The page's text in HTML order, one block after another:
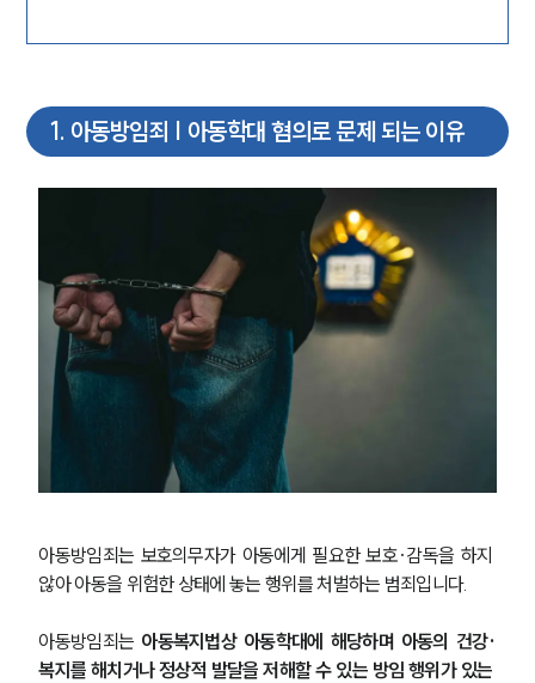
1. 아동방임죄 | 아동학대 혐의로 문제 되는 이유
아동방임죄는 보호의무자가 아동에게 필요한 보호·감독을 하지
않아 아동을 위험한 상태에 놓는 행위를 처벌하는 범죄입니다.
아동방임죄는 아동복지법상 아동학대에 해당하며 아동의 건강·
복지를 해치거나 정상적 발달을 저해할 수 있는 방임 행위가 있는